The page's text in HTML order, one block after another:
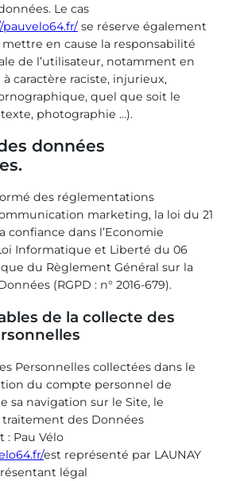
Le cas
se réserve également
en cause la responsabilité
de l’utilisateur, notamment en
à caractère raciste, injurieux,
quel que soit le
photographie …).
données
des réglementations
marketing, la loi du 21
confiance dans l’Economie
Informatique et Liberté du 06
du Règlement Général sur la
(RGPD : n° 2016-679).
de la collecte des
Personnelles collectées dans le
du compte personnel de
sa navigation sur le Site, le
des Données
: Pau Vélo
est représenté par LAUNAY
légal